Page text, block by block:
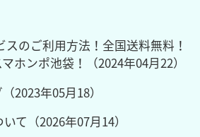
のご利用方法！全国送料無料！
ホンポ池袋！（2024年04月22）
2023年05月18）
て（2026年07月14）